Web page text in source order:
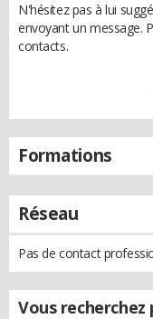
N'hésitez pas à lui
envoyant un message.
contacts.
Formations
Réseau
Pas de contact
Vous